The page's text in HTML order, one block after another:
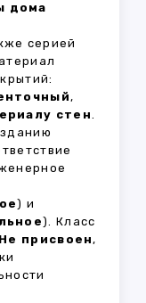
дома
серией
,
стен.
) и
). Класс
Не присвоен,